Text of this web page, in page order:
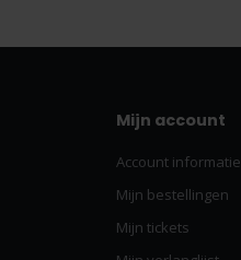
Mijn account
Account informatie
Mijn bestellingen
Mijn tickets